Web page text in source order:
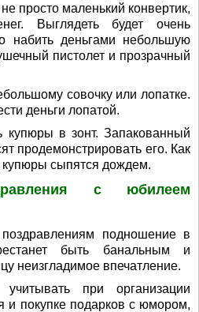
просто маленький конвертик,
Выглядеть будет очень
набить деньгами небольшую
пистолет и прозрачный
совочку или лопатке.
деньги лопатой.
купюры в зонт. Запакованный
продемонстрировать его. Как
купюры сыпятся дождем.
с юбилеем
подношение в
быть банальным и
неизгладимое впечатление.
при организации
и покупке подарков с юмором,